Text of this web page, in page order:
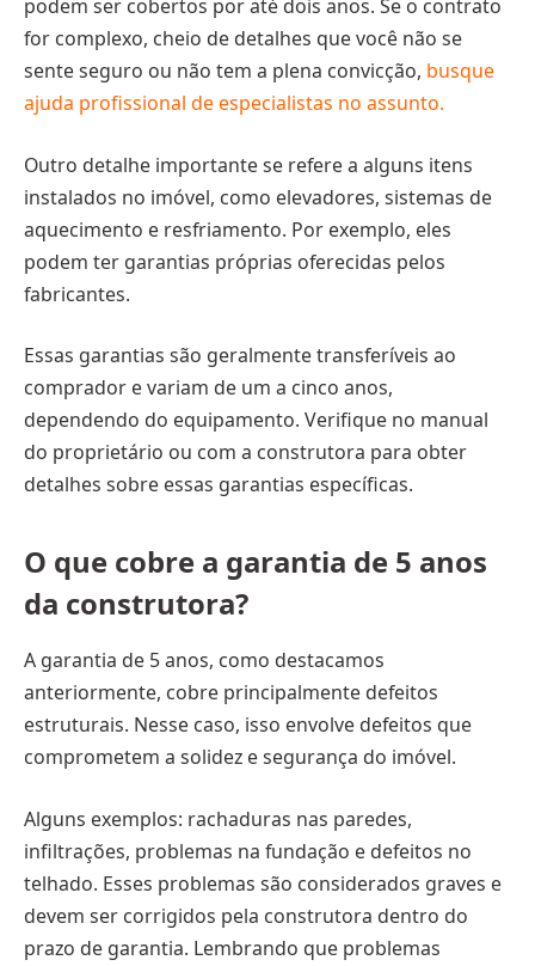
podem ser cobertos por até dois anos. Se o contrato
for complexo, cheio de detalhes que você não se
sente seguro ou não tem a plena convicção, busque
ajuda profissional de especialistas no assunto.
Outro detalhe importante se refere a alguns itens
instalados no imóvel, como elevadores, sistemas de
aquecimento e resfriamento. Por exemplo, eles
podem ter garantias próprias oferecidas pelos
fabricantes.
Essas garantias são geralmente transferíveis ao
comprador e variam de um a cinco anos,
dependendo do equipamento. Verifique no manual
do proprietário ou com a construtora para obter
detalhes sobre essas garantias específicas.
O que cobre a garantia de 5 anos
da construtora?
A garantia de 5 anos, como destacamos
anteriormente, cobre principalmente defeitos
estruturais. Nesse caso, isso envolve defeitos que
comprometem a solidez e segurança do imóvel.
Alguns exemplos: rachaduras nas paredes,
infiltrações, problemas na fundação e defeitos no
telhado. Esses problemas são considerados graves e
devem ser corrigidos pela construtora dentro do
prazo de garantia. Lembrando que problemas